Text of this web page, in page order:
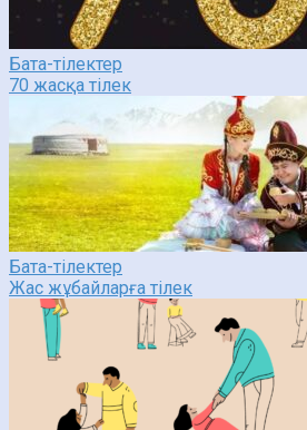
Бата-тілектер
70 жасқа тілек
Бата-тілектер
Жас жұбайларға тілек